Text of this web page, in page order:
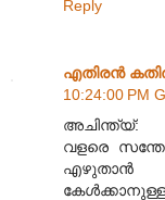
Reply
എതിരന്‍
10:24:00 PM
അചിന്ത്യ്:
വളരെ
എഴുതാന്‍